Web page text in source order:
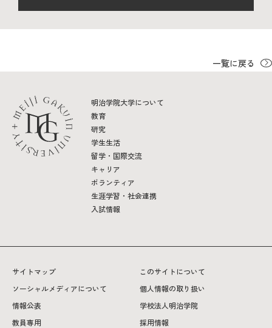
入試情報サイト
MGグッズ オンラインショップ
（外部サイト）
お問合わせ 取材・撮影
一覧に戻る
明治学院大学について
教育
研究
学生生活
留学・国際交流
キャリア
ボランティア
生涯学習・社会連携
入試情報
サイトマップ
このサイトについて
ソーシャルメディアについて
個人情報の取り扱い
情報公表
学校法人明治学院
教員専用
採用情報